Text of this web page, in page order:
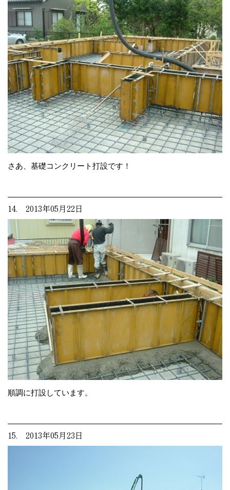
さあ、基礎コンクリート打設です！
14. 2013年05月22日
順調に打設しています。
15. 2013年05月23日